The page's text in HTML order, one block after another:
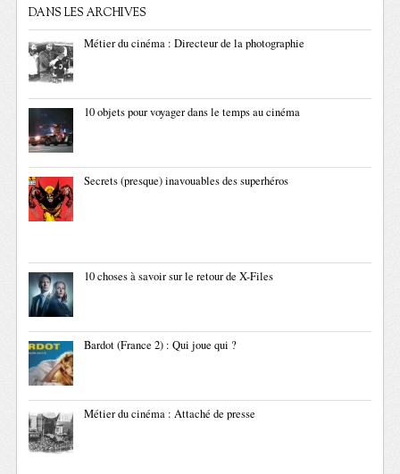
DANS LES ARCHIVES
Métier du cinéma : Directeur de la photographie
10 objets pour voyager dans le temps au cinéma
Secrets (presque) inavouables des superhéros
10 choses à savoir sur le retour de X-Files
Bardot (France 2) : Qui joue qui ?
Métier du cinéma : Attaché de presse